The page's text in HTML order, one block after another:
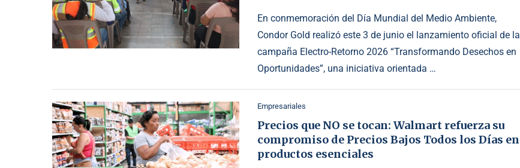
En conmemoración del Día Mundial del Medio Ambiente,
Condor Gold realizó este 3 de junio el lanzamiento oficial de la
campaña Electro-Retorno 2026 “Transformando Desechos en
Oportunidades”, una iniciativa orientada …
Empresariales
Precios que NO se tocan: Walmart refuerza su
compromiso de Precios Bajos Todos los Días en
productos esenciales